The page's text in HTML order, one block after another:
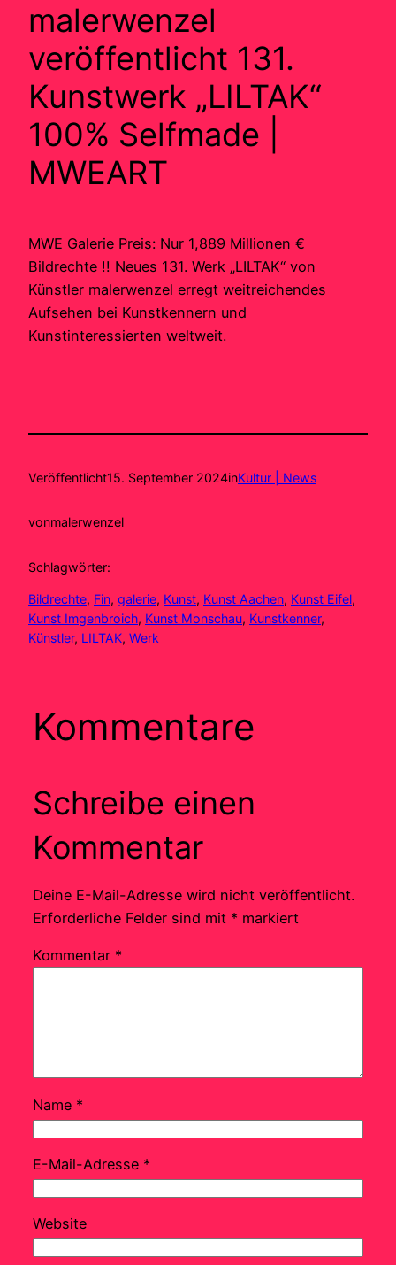
malerwenzel
veröffentlicht 131.
Kunstwerk „LILTAK“
100% Selfmade |
MWEART
MWE Galerie Preis: Nur 1,889 Millionen €
Bildrechte !! Neues 131. Werk „LILTAK“ von
Künstler malerwenzel erregt weitreichendes
Aufsehen bei Kunstkennern und
Kunstinteressierten weltweit.
Veröffentlicht15. September 2024inKultur | News
vonmalerwenzel
Schlagwörter:
Bildrechte, Fin, galerie, Kunst, Kunst Aachen, Kunst Eifel
Kunst Imgenbroich, Kunst Monschau, Kunstkenner
Künstler, LILTAK, Werk
Kommentare
Schreibe einen
Kommentar
Deine E-Mail-Adresse wird nicht veröffentlicht.
Erforderliche Felder sind mit * markiert
Kommentar *
Name *
E-Mail-Adresse *
Website